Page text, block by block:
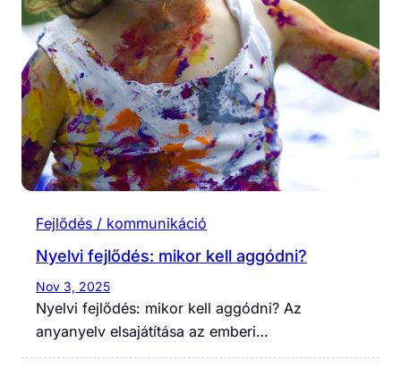
Fejlődés / kommunikáció
Nyelvi fejlődés: mikor kell aggódni?
Nov 3, 2025
Nyelvi fejlődés: mikor kell aggódni? Az
anyanyelv elsajátítása az emberi…